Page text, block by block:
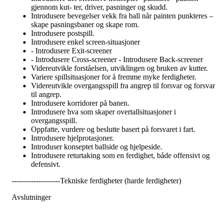
gjennom kut- ter, driver, pasninger og skudd.
Introdusere bevegelser vekk fra ball når painten punkteres –
skape pasningsbaner og skape rom.
Introdusere postspill.
Introdusere enkel screen-situasjoner
- Introdusere Exit-screener
- Introdusere Cross-screener - Introdusere Back-screener
Videreutvikle forståelsen, utviklingen og bruken av kutter.
Variere spillsituasjoner for å fremme myke ferdigheter.
Videreutvikle overgangsspill fra angrep til forsvar og forsvar
til angrep.
Introdusere korridorer på banen.
Introdusere hva som skaper overtallsituasjoner i
overgangsspill.
Oppfatte, vurdere og beslutte basert på forsvaret i fart.
Introdusere hjelprotasjoner.
Introduser konseptet ballside og hjelpeside.
Introdusere returtaking som en ferdighet, både offensivt og
defensivt.
--------------------Tekniske ferdigheter (harde ferdigheter)
Avslutninger